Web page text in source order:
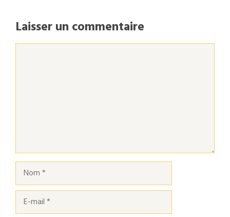
Laisser un commentaire
Nom
mail